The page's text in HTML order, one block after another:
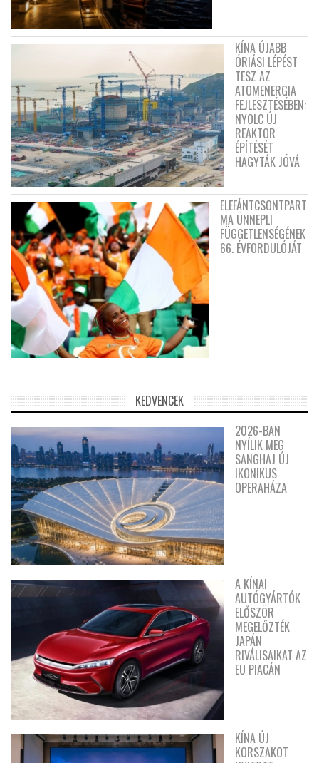
KÍNA ÚJABB
ÓRIÁSI LÉPÉST
TESZ AZ
ATOMENERGIA
FEJLESZTÉSÉBEN:
NYOLC ÚJ
REAKTOR
ÉPÍTÉSÉT
HAGYTÁK JÓVÁ
ELEFÁNTCSONTPART
MA ÜNNEPLI
FÜGGETLENSÉGÉNEK
66. ÉVFORDULÓJÁT
KEDVENCEK
2026-BAN
NYÍLIK MEG
SANGHAJ ÚJ
IKONIKUS
OPERAHÁZA
A KÍNAI
AUTÓGYÁRTÓK
ELŐSZÖR
MEGELŐZTÉK
JAPÁN
RIVÁLISAIKAT AZ
EU PIACÁN
KÍNA ÚJ
KORSZAKOT